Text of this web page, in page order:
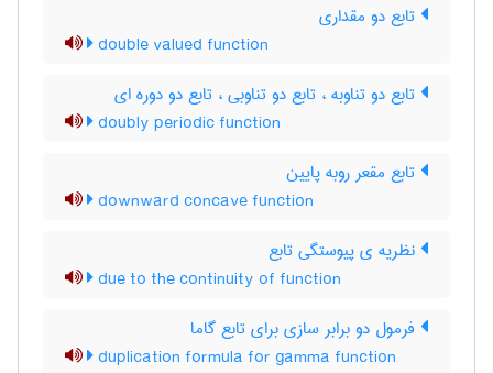
تابع دو مقداری
double valued function
تابع دو تناوبه ، تابع دو تناوبی ، تابع دو دوره ای
doubly periodic function
تابع مقعر روبه پایین
downward concave function
نظریه ی پیوستگی تابع
due to the continuity of function
فرمول دو برابر سازی برای تابع گاما
duplication formula for gamma function